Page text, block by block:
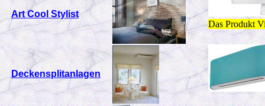
Art Cool Stylist
Deckensplitanlagen
Das Produkt